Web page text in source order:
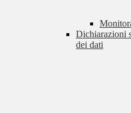
Dichiarazioni
dei dati